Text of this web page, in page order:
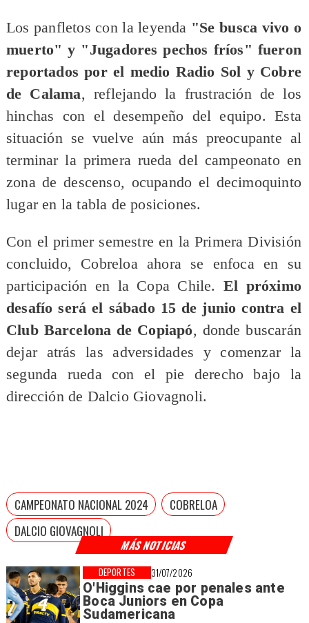
MÁS NOTICIAS
31/07/2026
O'Higgins cae por penales ante
Boca Juniors en Copa
Sudamericana
DEPORTES
Los panfletos con la leyenda "Se busca vivo o
muerto" y "Jugadores pechos fríos" fueron
reportados por el medio Radio Sol y Cobre
de Calama, reflejando la frustración de los
hinchas con el desempeño del equipo. Esta
situación se vuelve aún más preocupante al
terminar la primera rueda del campeonato en
zona de descenso, ocupando el decimoquinto
lugar en la tabla de posiciones.
Con el primer semestre en la Primera División
concluido, Cobreloa ahora se enfoca en su
participación en la Copa Chile. El próximo
desafío será el sábado 15 de junio contra el
Club Barcelona de Copiapó, donde buscarán
dejar atrás las adversidades y comenzar la
segunda rueda con el pie derecho bajo la
dirección de Dalcio Giovagnoli.
CAMPEONATO NACIONAL 2024
COBRELOA
DALCIO GIOVAGNOLI